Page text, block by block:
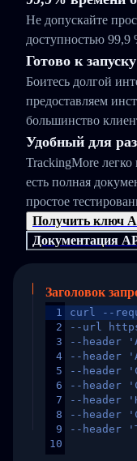
Не допускайте
доступностью 99,9
Готово к
Боитесь долгой
предоставляем
большинство
Удобный для
TrackingMore
есть полная
простое
Получить ключ
Документация
Заголовок
1
2
3
4
5
6
7
8
9
10
curl --
--url
--header
--header
--header
--header
--header
--header
--header